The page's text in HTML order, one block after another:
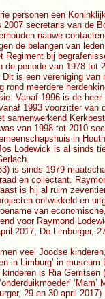
personen een
2007 secretaris van de
nauwe
de belangen van
Regiment bij
de periode van 1978
is een vereniging
rond meerdere
Vanaf 1996 is de
1993 voorzitter van
samenwerkend
van 1998 tot 2010
in
Lodewick is al sinds
is sinds 1979
en collectant.
is hij al ruim
ontwikkeld en
van
voor Raymond
2017, De Limburger,
veel Joodse
in Limburg’ in
is Ria
29 en 30 april 2017)